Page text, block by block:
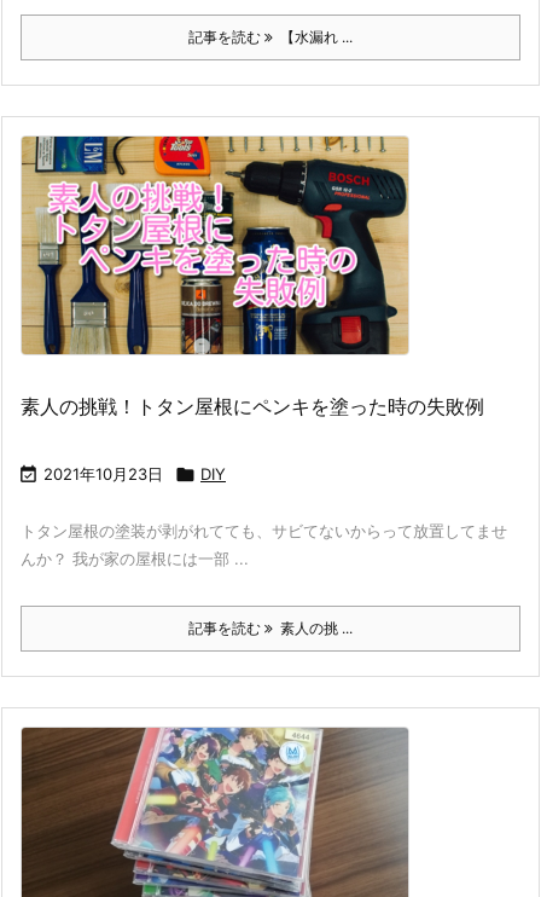
記事を読む 【水漏れ ...
素人の挑戦！トタン屋根にペンキを塗った時の失敗例
 2021年10月23日  DIY
トタン屋根の塗装が剥がれてても、サビてないからって放置してませ
んか？ 我が家の屋根には一部 ...
記事を読む 素人の挑 ...